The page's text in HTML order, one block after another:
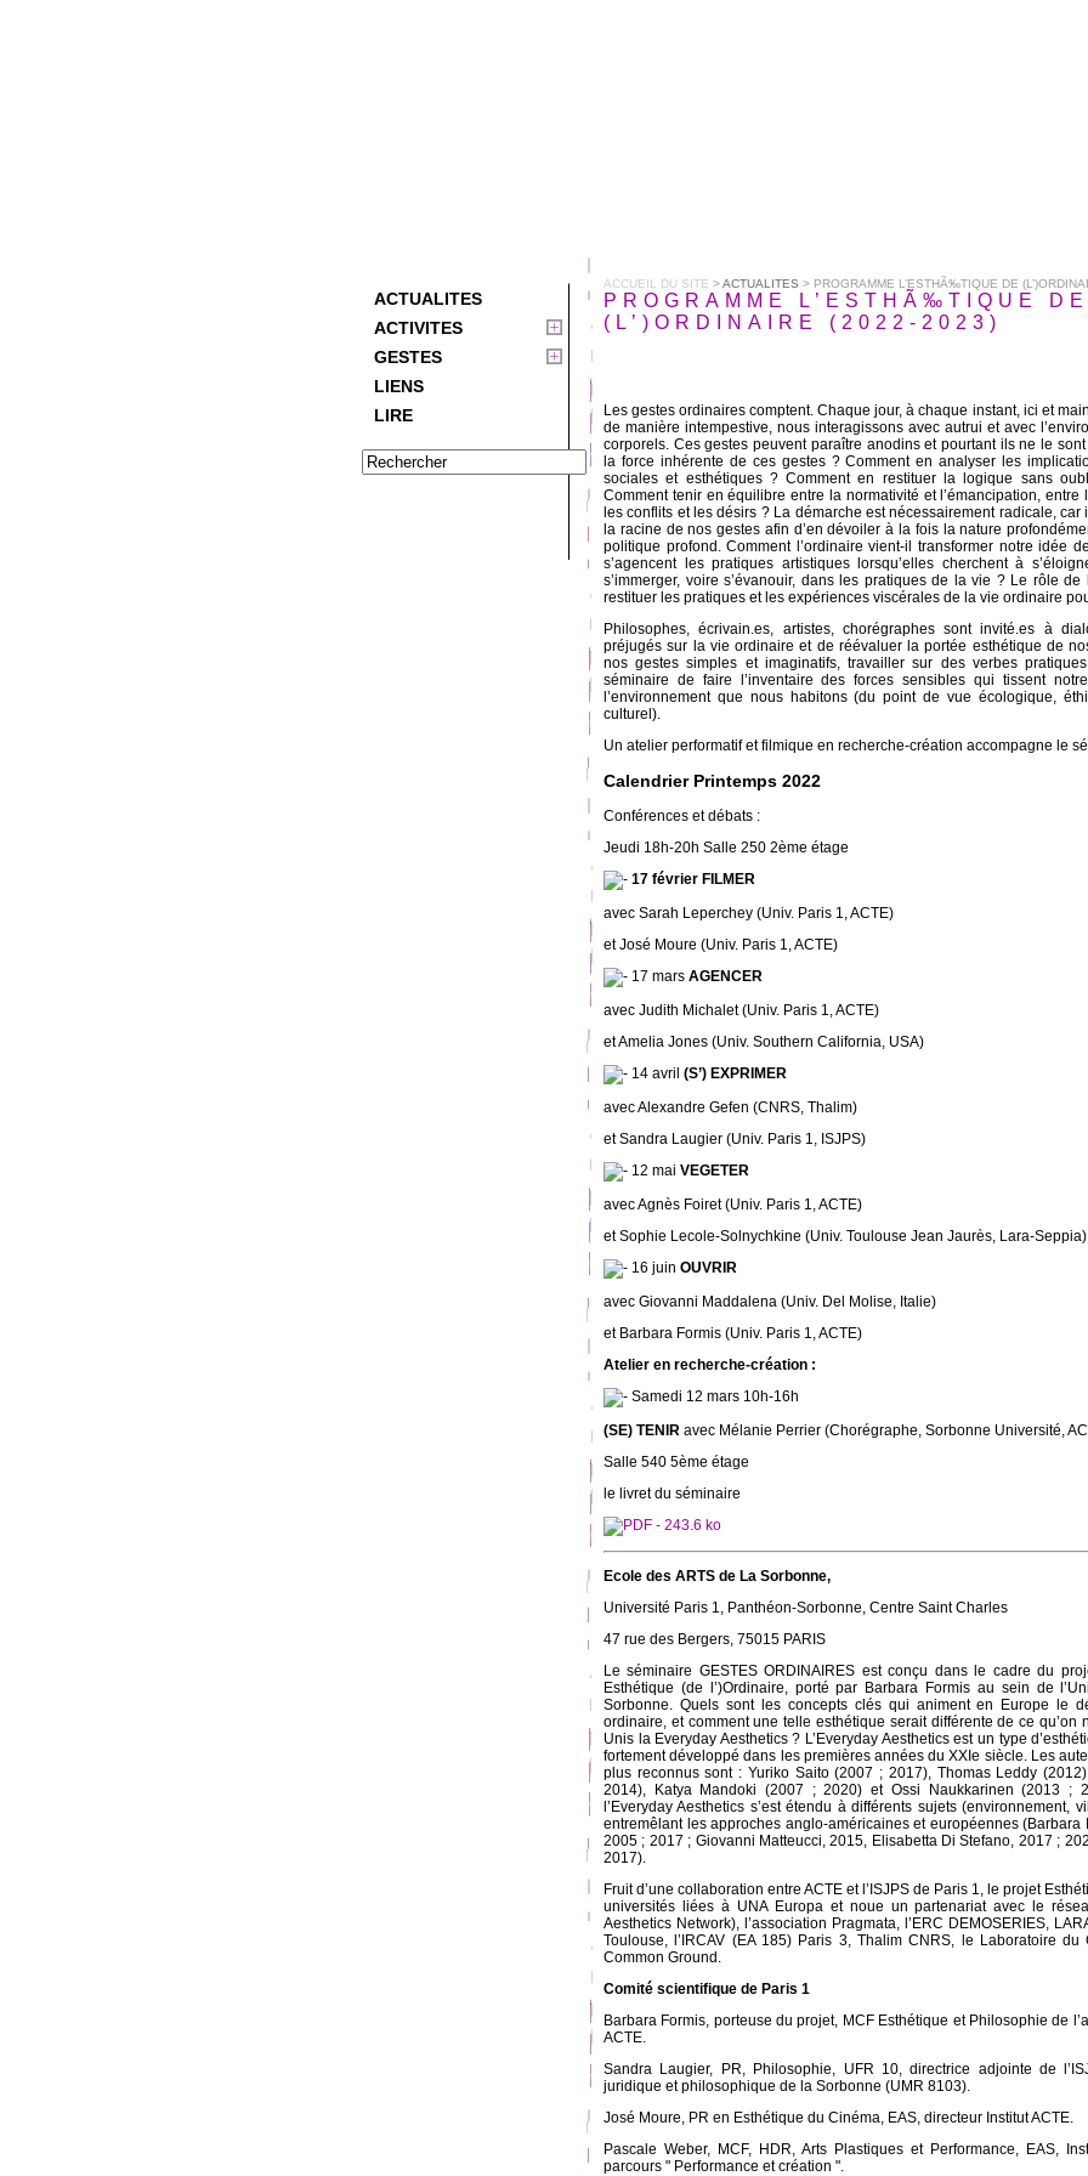
ACTUALITES
ACTIVITES
GESTES
LIENS
LIRE
ACCUEIL DU SITE >ACTUALITES > PROGRAMME L’ESTHÃ‰TIQUE DE
PROGRAMME L’ESTHÃ‰TIQUE DE
(L’)ORDINAIRE (2022-2023)
Les gestes ordinaires comptent. Chaque jour, à chaque instant, ici et
de manière intempestive, nous interagissons avec autrui et avec
corporels. Ces gestes peuvent paraître anodins et pourtant ils ne le
la force inhérente de ces gestes ? Comment en analyser les
sociales et esthétiques ? Comment en restituer la logique sans
Comment tenir en équilibre entre la normativité et l’émancipation,
les conflits et les désirs ? La démarche est nécessairement radicale,
la racine de nos gestes afin d’en dévoiler à la fois la nature
politique profond. Comment l’ordinaire vient-il transformer notre idée
s’agencent les pratiques artistiques lorsqu’elles cherchent à
s’immerger, voire s’évanouir, dans les pratiques de la vie ? Le rôle de
restituer les pratiques et les expériences viscérales de la vie ordinaire
Philosophes, écrivain.es, artistes, chorégraphes sont invité.es à
préjugés sur la vie ordinaire et de réévaluer la portée esthétique de
nos gestes simples et imaginatifs, travailler sur des verbes
séminaire de faire l’inventaire des forces sensibles qui tissent
l’environnement que nous habitons (du point de vue écologique,
culturel).
Un atelier performatif et filmique en recherche-création accompagne le
Calendrier Printemps 2022
Conférences et débats :
Jeudi 18h-20h Salle 250 2ème étage
17 février FILMER
avec Sarah Leperchey (Univ. Paris 1, ACTE)
et José Moure (Univ. Paris 1, ACTE)
17 mars AGENCER
avec Judith Michalet (Univ. Paris 1, ACTE)
et Amelia Jones (Univ. Southern California, USA)
14 avril (S’) EXPRIMER
avec Alexandre Gefen (CNRS, Thalim)
et Sandra Laugier (Univ. Paris 1, ISJPS)
12 mai VEGETER
avec Agnès Foiret (Univ. Paris 1, ACTE)
et Sophie Lecole-Solnychkine (Univ. Toulouse Jean Jaurès, Lara-Seppia)
16 juin OUVRIR
avec Giovanni Maddalena (Univ. Del Molise, Italie)
et Barbara Formis (Univ. Paris 1, ACTE)
Atelier en recherche-création :
Samedi 12 mars 10h-16h
(SE) TENIR avec Mélanie Perrier (Chorégraphe, Sorbonne Université,
Salle 540 5ème étage
le livret du séminaire
Ecole des ARTS de La Sorbonne,
Université Paris 1, Panthéon-Sorbonne, Centre Saint Charles
47 rue des Bergers, 75015 PARIS
Le séminaire GESTES ORDINAIRES est conçu dans le cadre du
Esthétique (de l’)Ordinaire, porté par Barbara Formis au sein de
Sorbonne. Quels sont les concepts clés qui animent en Europe le
ordinaire, et comment une telle esthétique serait différente de ce qu’on
Unis la Everyday Aesthetics ? L’Everyday Aesthetics est un type
fortement développé dans les premières années du XXIe siècle. Les
plus reconnus sont : Yuriko Saito (2007 ; 2017), Thomas Leddy
2014), Katya Mandoki (2007 ; 2020) et Ossi Naukkarinen (2013 ;
l’Everyday Aesthetics s’est étendu à différents sujets (environnement,
entremêlant les approches anglo-américaines et européennes (Barbara
2005 ; 2017 ; Giovanni Matteucci, 2015, Elisabetta Di Stefano, 2017 ;
2017).
Fruit d’une collaboration entre ACTE et l’ISJPS de Paris 1, le projet
universités liées à UNA Europa et noue un partenariat avec le
Aesthetics Network), l’association Pragmata, l’ERC DEMOSERIES,
Toulouse, l’IRCAV (EA 185) Paris 3, Thalim CNRS, le Laboratoire
Common Ground.
Comité scientifique de Paris 1
Barbara Formis, porteuse du projet, MCF Esthétique et Philosophie de
ACTE.
Sandra Laugier, PR, Philosophie, UFR 10, directrice adjointe de
juridique et philosophique de la Sorbonne (UMR 8103).
José Moure, PR en Esthétique du Cinéma, EAS, directeur Institut ACTE.
Pascale Weber, MCF, HDR, Arts Plastiques et Performance, EAS,
parcours " Performance et création ".